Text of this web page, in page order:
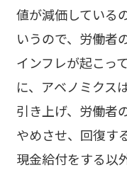
値が減価している
いうので、労働者
インフレが起こっ
に、アベノミクス
引き上げ、労働者
やめさせ、回復す
現金給付をする以